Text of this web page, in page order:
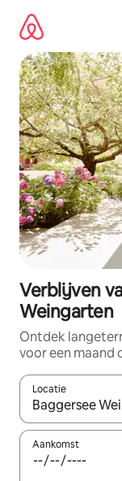
direct
naar
inhoud
Verblijven
Weingarten
Ontdek
voor een maand
Locatie
Wanneer er
Aankomst